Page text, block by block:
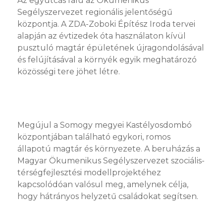
Segélyszervezet regionális jelentőségű
központja. A ZDA-Zoboki Építész Iroda tervei
alapján az évtizedek óta használaton kívül
pusztuló magtár épületének újragondolásával
és felújításával a környék egyik meghatározó
közösségi tere jöhet létre.
Megújul a Somogy megyei Kastélyosdombó
központjában található egykori, romos
állapotú magtár és környezete. A beruházás a
Magyar Ökumenikus Segélyszervezet szociális-
térségfejlesztési modellprojektéhez
kapcsolódóan valósul meg, amelynek célja,
hogy hátrányos helyzetű családokat segítsen.